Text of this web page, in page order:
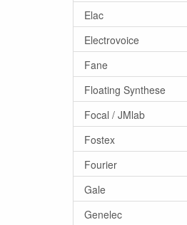
Elac
Electrovoice
Fane
Floating Synthese
Focal / JMlab
Fostex
Fourier
Gale
Genelec